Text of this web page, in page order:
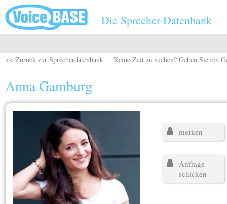
Direkt zum Inhalt
Die Sprecher-Datenbank
<< Zurück zur Sprecherdatenbank Keine Zeit zu suchen? Geben Sie ein
Anna Gamburg
merken
Anfrage
schicken